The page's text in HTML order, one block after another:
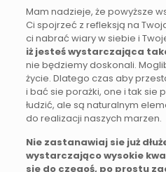
Mam nadzieje, że powyższe
Ci spojrzeć z refleksją na
ci nabrać wiary w siebie i
iż jesteś wystarczająca
nie będziemy doskonali.
życie. Dlatego czas aby
i bać sie porażki, one i tak sie
łudzić, ale są naturalnym
do realizacji naszych marzen.
Nie zastanawiaj sie już
wystarczająco wysokie
sie do czegoś, po prostu